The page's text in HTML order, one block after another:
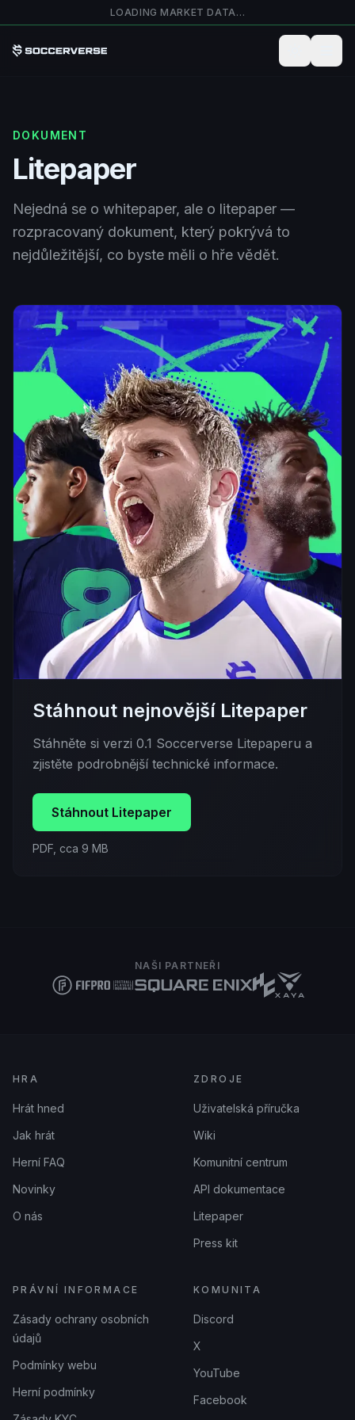
Přejít na hlavní obsahLOADING MARKET DATA…
DOKUMENT
Litepaper
Nejedná se o whitepaper, ale o litepaper —
rozpracovaný dokument, který pokrývá to
nejdůležitější, co byste měli o hře vědět.
Stáhnout nejnovější Litepaper
Stáhněte si verzi 0.1 Soccerverse Litepaperu a
zjistěte podrobnější technické informace.
Stáhnout Litepaper
PDF, cca 9 MB
NAŠI PARTNEŘI
HRA
Hrát hned
Jak hrát
Herní FAQ
Novinky
O nás
ZDROJE
Uživatelská příručka
Wiki
Komunitní centrum
API dokumentace
Litepaper
Press kit
PRÁVNÍ INFORMACE
Zásady ochrany osobních
údajů
Podmínky webu
Herní podmínky
KOMUNITA
Discord
X
YouTube
Facebook